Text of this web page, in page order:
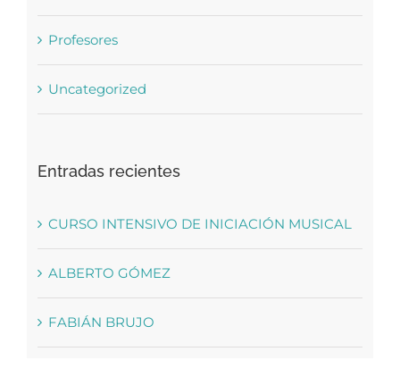
Profesores
Uncategorized
Entradas recientes
CURSO INTENSIVO DE INICIACIÓN MUSICAL
ALBERTO GÓMEZ
FABIÁN BRUJO